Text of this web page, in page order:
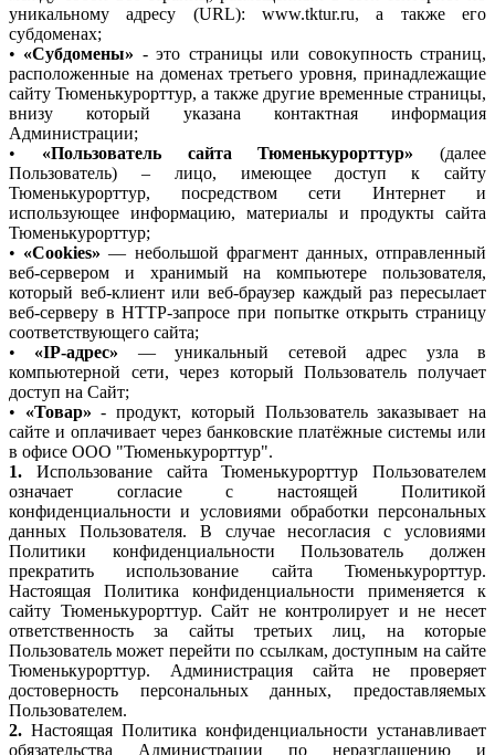
уникальному адресу (URL): www.tktur.ru, а также его
субдоменах;
• «Субдомены» - это страницы или совокупность страниц,
расположенные на доменах третьего уровня, принадлежащие
сайту Тюменькурорттур, а также другие временные страницы,
внизу который указана контактная информация
Администрации;
• «Пользователь сайта Тюменькурорттур» (далее
Пользователь) – лицо, имеющее доступ к сайту
Тюменькурорттур, посредством сети Интернет и
использующее информацию, материалы и продукты сайта
Тюменькурорттур;
• «Cookies» — небольшой фрагмент данных, отправленный
веб-сервером и хранимый на компьютере пользователя,
который веб-клиент или веб-браузер каждый раз пересылает
веб-серверу в HTTP-запросе при попытке открыть страницу
соответствующего сайта;
• «IP-адрес» — уникальный сетевой адрес узла в
компьютерной сети, через который Пользователь получает
доступ на Сайт;
• «Товар» - продукт, который Пользователь заказывает на
сайте и оплачивает через банковские платёжные системы или
в офисе ООО "Тюменькурорттур".
1. Использование сайта Тюменькурорттур Пользователем
означает согласие с настоящей Политикой
конфиденциальности и условиями обработки персональных
данных Пользователя. В случае несогласия с условиями
Политики конфиденциальности Пользователь должен
прекратить использование сайта Тюменькурорттур.
Настоящая Политика конфиденциальности применяется к
сайту Тюменькурорттур. Сайт не контролирует и не несет
ответственность за сайты третьих лиц, на которые
Пользователь может перейти по ссылкам, доступным на сайте
Тюменькурорттур. Администрация сайта не проверяет
достоверность персональных данных, предоставляемых
Пользователем.
2. Настоящая Политика конфиденциальности устанавливает
обязательства Администрации по неразглашению и